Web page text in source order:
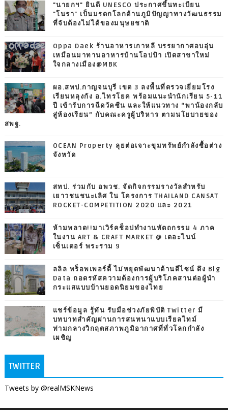
"นายกฯ" ยินดี UNESCO ประกาศขึ้นทะเบียน
"โนรา" เป็นมรดกโลกด้านภูมิปัญญาทางวัฒนธรรม
ที่จับต้องไม่ได้ของมนุษยชาติ
Oppa Daek ร้านอาหารเกาหลี บรรยากาศอบอุ่น
เหมือนมาทานอาหารบ้านโอปป้า เปิดสาขาใหม่
ใจกลางเมือง@MBK
ผอ.สพป.กาญจนบุรี เขต 3 ลงพื้นที่ตรวจเยี่ยมโรง
เรียนหลุงกัง อ.ไทรโยค พร้อมแนะนำนักเรียน 5-11
ปี เข้ารับการฉีดวัคซีน และให้แนวทาง “พาน้องกลับ
สู่ห้องเรียน” กับคณะครูผู้บริหาร ตามนโยบายของ
สพฐ.
OCEAN Property ลุยต่อเจาะขุมทรัพย์กำลังซื้อต่าง
จังหวัด
สทป. ร่วมกับ อพวช. จัดกิจกรรมรางวัลสำหรับ
เยาวชนชนะเลิศ ใน โครงการ THAILAND CANSAT
ROCKET-COMPETITION 2020 และ 2021
ห้ามพลาด!!มาเวิร์คช็อปทำงานหัตถกรรม 4 ภาค
ในงาน ART & CRAFT MARKET @ เดอะไนน์
เซ็นเตอร์ พระราม 9
ลลิล พร็อพเพอร์ตี้ ไม่หยุดพัฒนาด้านดีไซน์ ดึง Big
Data ถอดรหัสความต้องการผู้บริโภคสานต่อผู้นำ
กระแสแบบบ้านยอดนิยมของไทย
แชร์ข้อมูล รู้ทัน รับมือช่วงภัยพิบัติ Twitter มี
บทบาทสำคัญผ่านการสนทนาแบบเรียลไทม์
ท่ามกลางวิกฤตสภาพภูมิอากาศที่ทั่วโลกกำลัง
เผชิญ
TWITTER
Tweets by @realMSKNews